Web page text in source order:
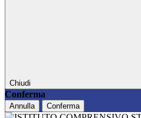
Chiudi
Conferma
Annulla Conferma